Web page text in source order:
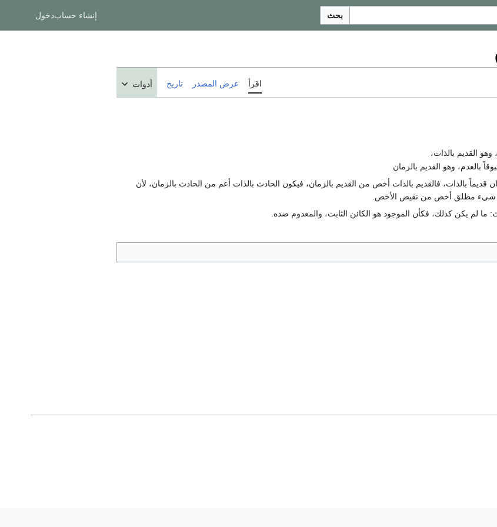
بحث إنشاء حسابدخول
اقرأ عرض المصدر تاريخ أدوات
القديم بالذات،
بالعدم، وهو القديم بالزمان
بالذات، فالقديم بالذات أخص من القديم بالزمان، فيكون الحادث بالذات أعم من الحادث بالزمان، لأن
من شيء مطلق أخص من نقيض الأخص.
ما لم يكن كذلك، فكأن الموجود هو الكائن الثابت، والمعدوم ضده.